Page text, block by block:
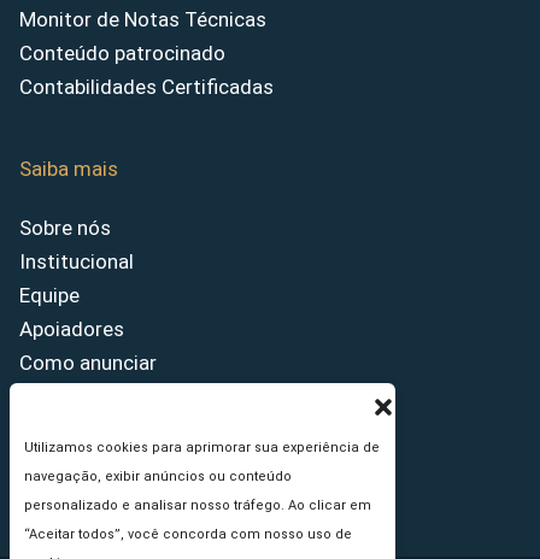
Utilizamos cookies para aprimorar sua experiência de
navegação, exibir anúncios ou conteúdo
personalizado e analisar nosso tráfego. Ao clicar em
“Aceitar todos”, você concorda com nosso uso de
Monitor de Notas Técnicas
Conteúdo patrocinado
Contabilidades Certificadas
Saiba mais
Sobre nós
Institucional
Equipe
Apoiadores
Como anunciar
Princípios Editoriais